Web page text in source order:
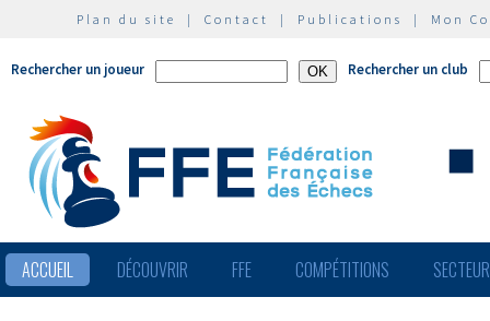
Plan du site | Contact | Publications | Mon
Rechercher un joueur Rechercher un club
ACCUEIL DÉCOUVRIR FFE COMPÉTITIONS